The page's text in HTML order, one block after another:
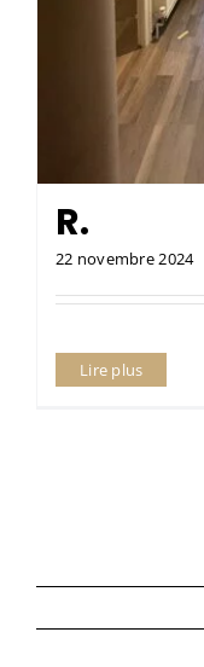
R.
22 novembre 2024
Lire plus